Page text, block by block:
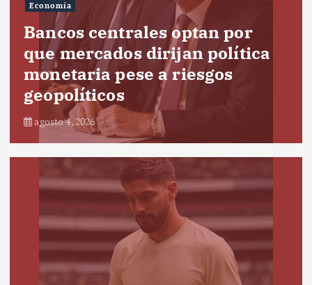
Economía
Bancos centrales optan por
que mercados dirijan política
monetaria pese a riesgos
geopolíticos
agosto 4, 2026